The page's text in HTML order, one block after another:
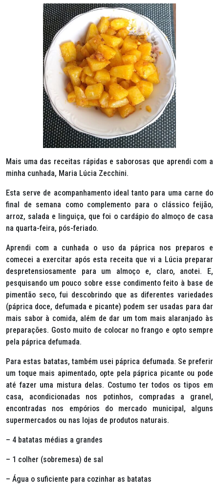
Mais uma das receitas rápidas e saborosas que aprendi com a
minha cunhada, Maria Lúcia Zecchini.
Esta serve de acompanhamento ideal tanto para uma carne do
final de semana como complemento para o clássico feijão,
arroz, salada e linguiça, que foi o cardápio do almoço de casa
na quarta-feira, pós-feriado.
Aprendi com a cunhada o uso da páprica nos preparos e
comecei a exercitar após esta receita que vi a Lúcia preparar
despretensiosamente para um almoço e, claro, anotei. E,
pesquisando um pouco sobre esse condimento feito à base de
pimentão seco, fui descobrindo que as diferentes variedades
(páprica doce, defumada e picante) podem ser usadas para dar
mais sabor à comida, além de dar um tom mais alaranjado às
preparações. Gosto muito de colocar no frango e opto sempre
pela páprica defumada.
Para estas batatas, também usei páprica defumada. Se preferir
um toque mais apimentado, opte pela páprica picante ou pode
até fazer uma mistura delas. Costumo ter todos os tipos em
casa, acondicionadas nos potinhos, compradas a granel,
encontradas nos empórios do mercado municipal, alguns
supermercados ou nas lojas de produtos naturais.
– 4 batatas médias a grandes
– 1 colher (sobremesa) de sal
– Água o suficiente para cozinhar as batatas